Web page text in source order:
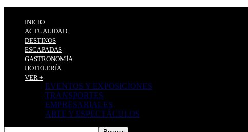
INICIO
ACTUALIDAD
DESTINOS
ESCAPADAS
GASTRONOMÍA
HOTELERÍA
VER +
EVENTOS Y EXPOSICIONES
TRANSPORTES
EMPRESARIALES
ARTE Y ESPECTÁCULOS